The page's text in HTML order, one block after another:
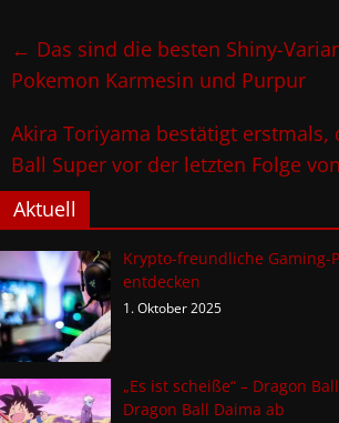
← Das sind die besten Shiny-
Pokemon Karmesin und Purpur
Akira Toriyama bestätigt erstmals,
Ball Super vor der letzten Folge
Aktuell
Krypto-freundliche Gaming-
entdecken
1. Oktober 2025
„Es ist scheiße“ – Dragon
Dragon Ball Daima ab